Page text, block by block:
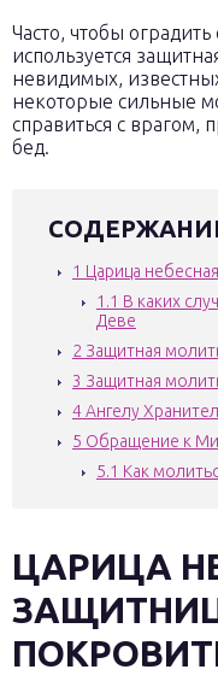
Часто, чтобы
используется
невидимых,
некоторые сильные
справиться с врагом,
бед.
1 Царица
1.1 В каких
Деве
2 Защитная
3 Защитная
4Ангелу
5 Обращение к
5.1 Как
ЦАРИЦА